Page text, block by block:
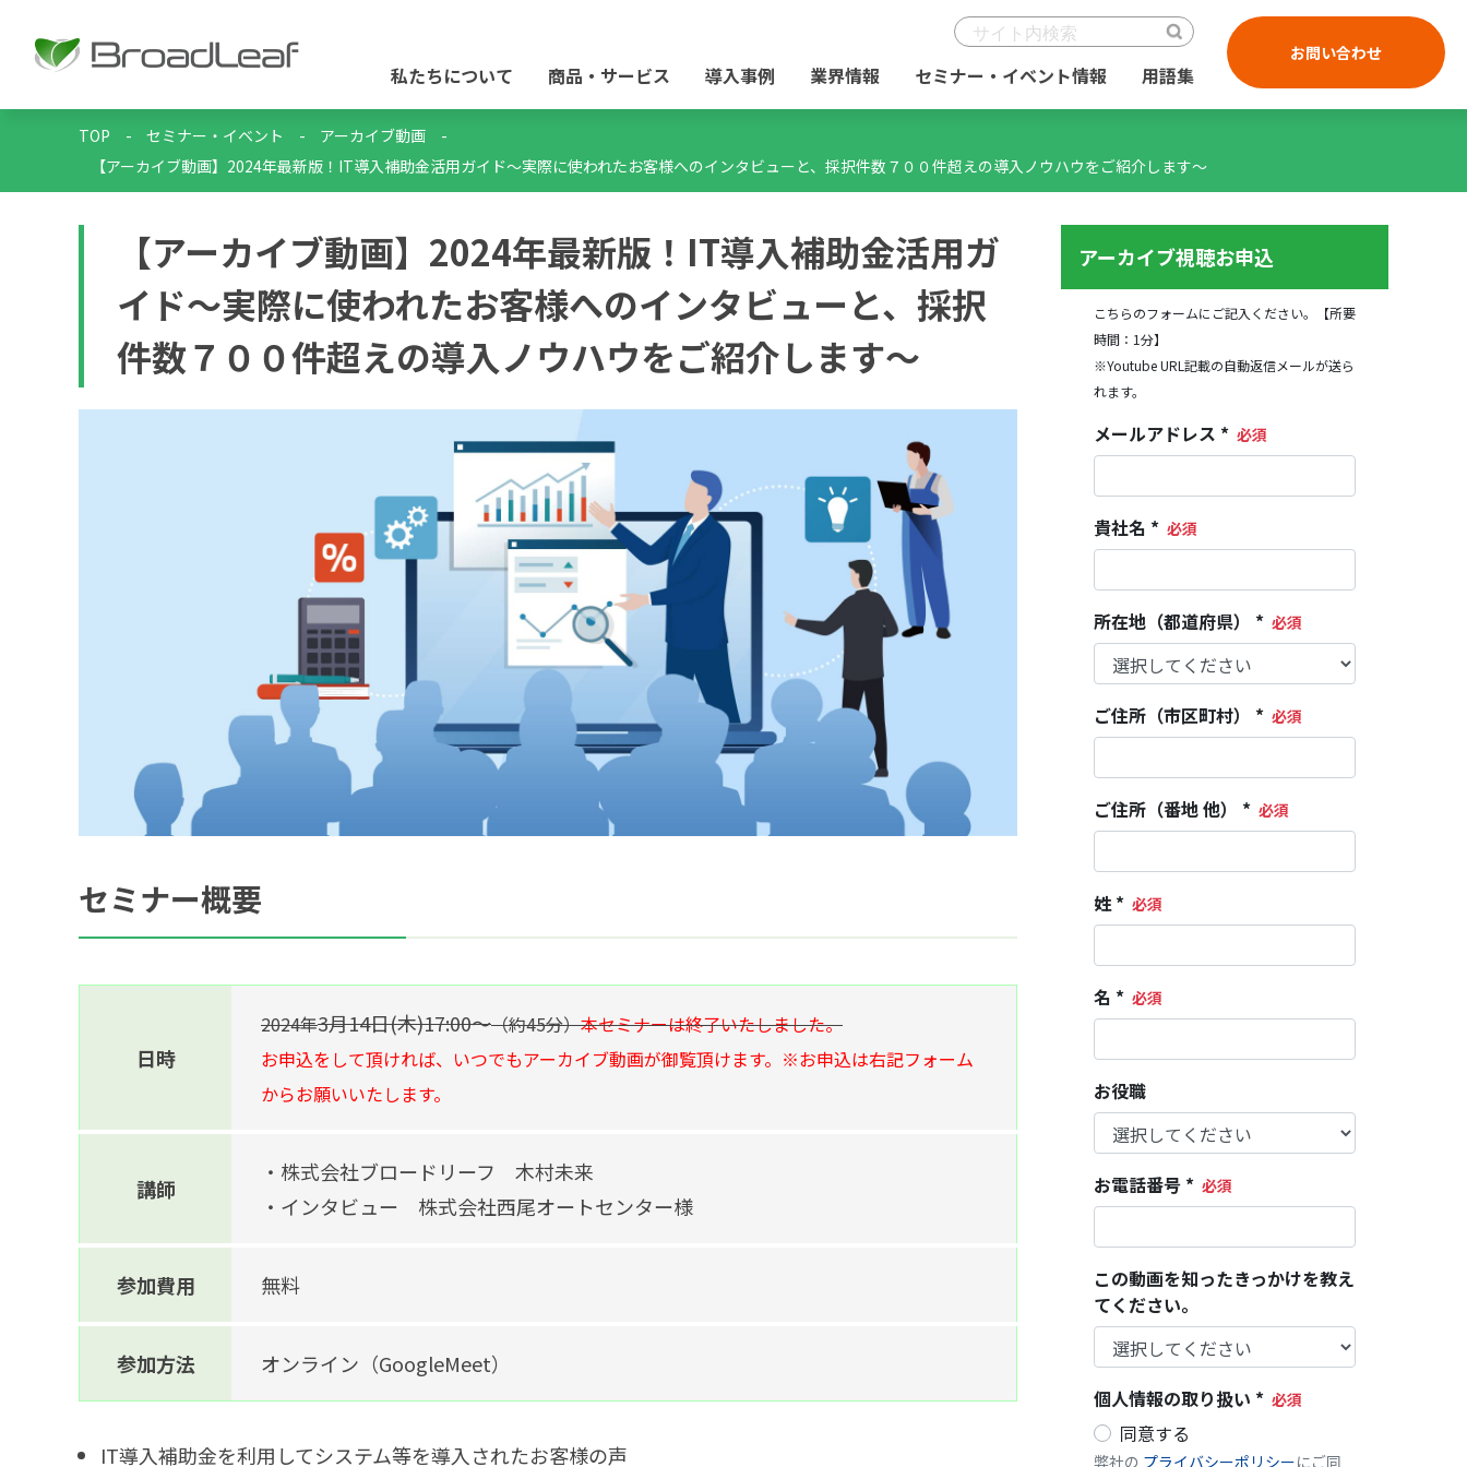
私たちについて 商品・サービス 導入事例 業界情報 セミナー・イベント情報 用語集
お問い合わせ
TOP - セミナー・イベント - アーカイブ動画
-
【アーカイブ動画】2024年最新版！IT導入補助金活用ガイド～実際に使われたお客様へのインタビューと、採択件数７００件超えの導入ノウハウをご紹介します～
【アーカイブ動画】2024年最新版！IT導入補助金活用ガ
イド～実際に使われたお客様へのインタビューと、採択
件数７００件超えの導入ノウハウをご紹介します～
セミナー概要
日時
2024年3月14日(木)17:00～（約45分）本セミナーは終了いたしました。
お申込をして頂ければ、いつでもアーカイブ動画が御覧頂けます。※お申込は右記フォーム
からお願いいたします。
講師
・株式会社ブロードリーフ 木村未来
・インタビュー 株式会社西尾オートセンター様
参加費用 無料
参加方法 オンライン（GoogleMeet）
IT導入補助金を利用してシステム等を導入されたお客様の声